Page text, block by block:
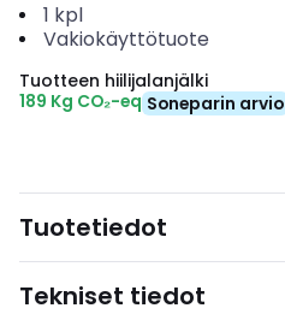
1 kpl
Vakiokäyttötuote
Tuotteen hiilijalanjälki
189 Kg CO₂-eq Soneparin arvio
Tuotetiedot
Tekniset tiedot